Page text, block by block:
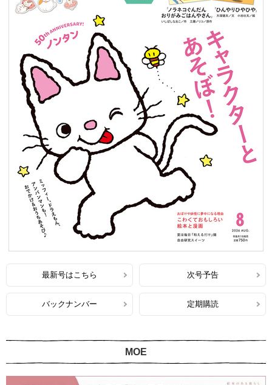
最新号はこちら 次号予告
バックナンバー 定期購読
MOE